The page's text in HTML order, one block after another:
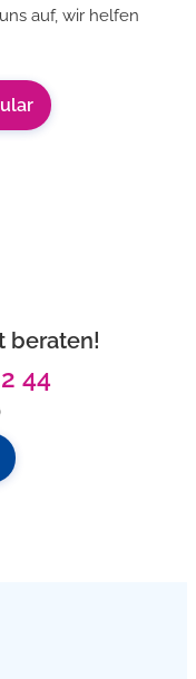
auf, wir helfen
beraten!
44